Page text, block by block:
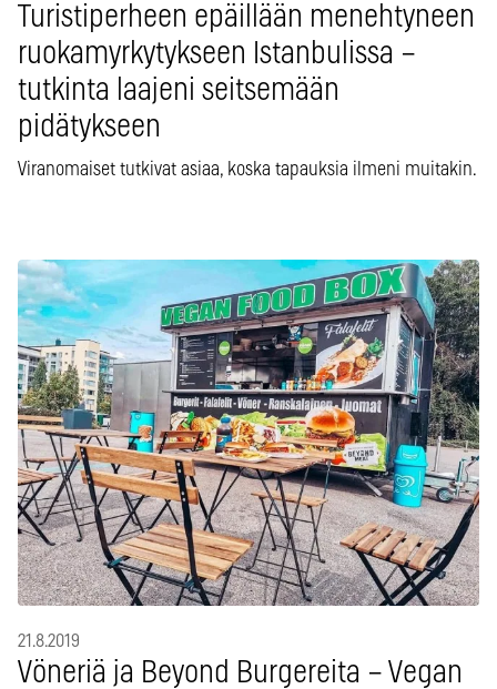
Turistiperheen epäillään menehtyneen
ruokamyrkytykseen Istanbulissa –
tutkinta laajeni seitsemään
pidätykseen
Viranomaiset tutkivat asiaa, koska tapauksia ilmeni muitakin.
21.8.2019
Vöneriä ja Beyond Burgereita – Vegan